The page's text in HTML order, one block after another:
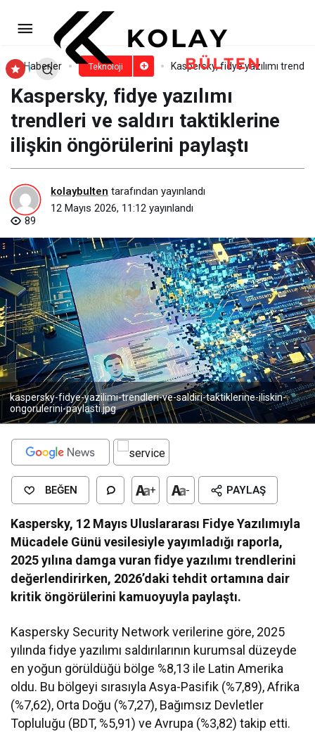
Haberler Teknoloji Kaspersky, fidye yazılımı
Kaspersky, fidye yazılımı
trendleri ve saldırı taktiklerine
ilişkin öngörülerini paylaştı
kolaybulten tarafından yayınlandı
12 Mayıs 2026, 11:12 yayınlandı
89
kaspersky-fidye-yazilimi-trendleri-ve-saldiri-taktiklerine-iliskin-
ongorulerini-paylasti.jpg
BEĞEN + - PAYLAŞ
Kaspersky, 12 Mayıs Uluslararası Fidye Yazılımıyla
Mücadele Günü vesilesiyle yayımladığı raporla,
2025 yılına damga vuran fidye yazılımı trendlerini
değerlendirirken, 2026’daki tehdit ortamına dair
kritik öngörülerini kamuoyuyla paylaştı.
Kaspersky Security Network verilerine göre, 2025
yılında fidye yazılımı saldırılarının kurumsal düzeyde
en yoğun görüldüğü bölge %8,13 ile Latin Amerika
oldu. Bu bölgeyi sırasıyla Asya-Pasifik (%7,89), Afrika
(%7,62), Orta Doğu (%7,27), Bağımsız Devletler
Topluluğu (BDT, %5,91) ve Avrupa (%3,82) takip etti.
Kingston, Dünya Genelinde 100
Milyon A400 SATA SSD Sevkiyatını Aştı
Yorum Yap Paylaş